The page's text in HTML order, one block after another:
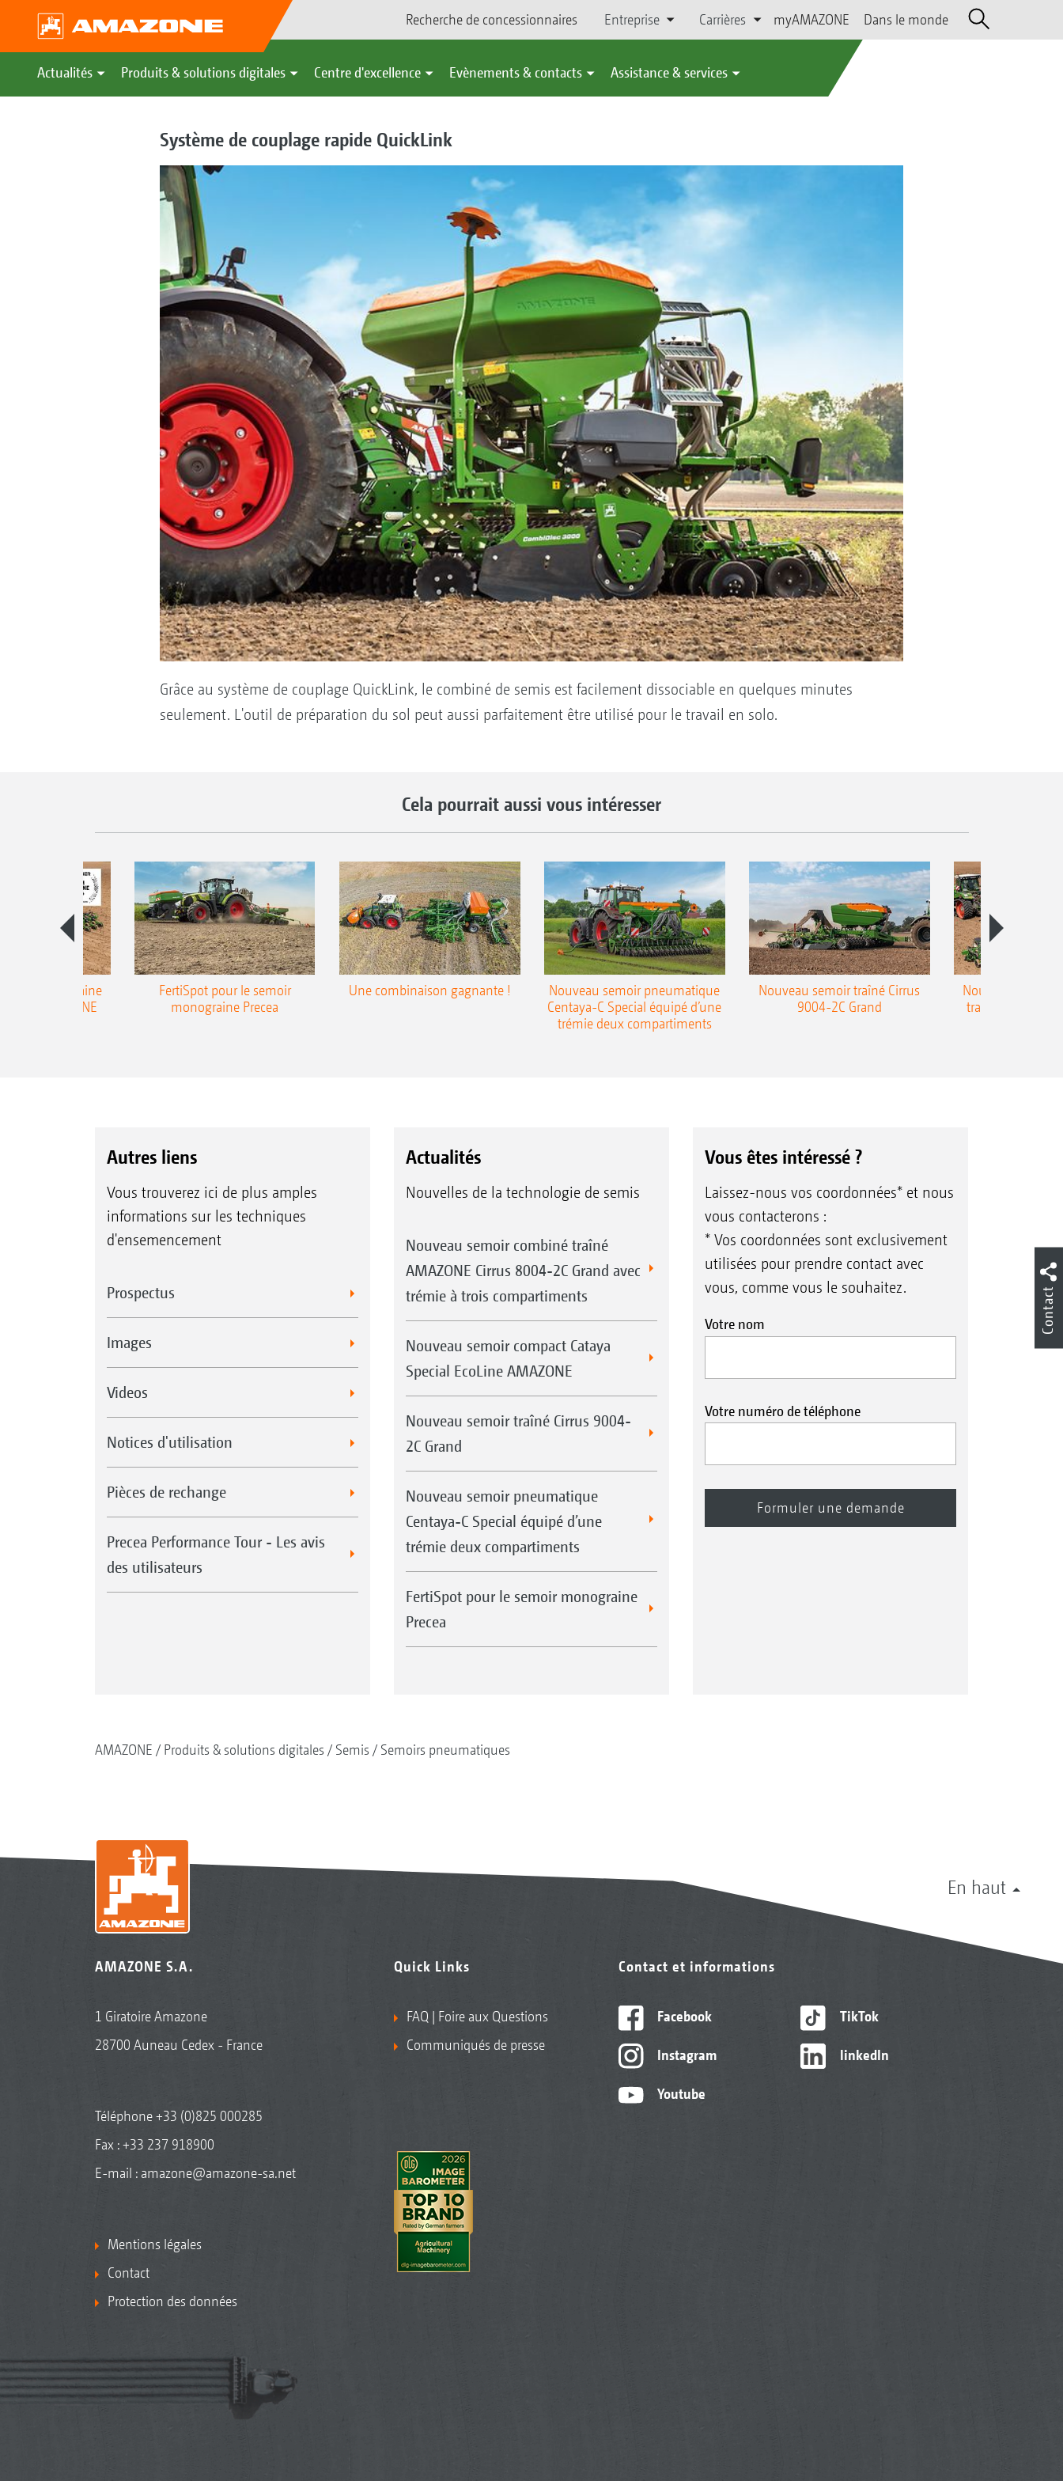
Recherche de concessionnaires Entreprise Carrières myAMAZONE Dans le monde
Actualités Produits & solutions digitales Centre d'excellence Evènements & contacts Assistance & services
Système de couplage rapide QuickLink
Grâce au système de couplage QuickLink, le combiné de semis est facilement dissociable en quelques minutes
seulement. L'outil de préparation du sol peut aussi parfaitement être utilisé pour le travail en solo.
Cela pourrait aussi vous intéresser
monograine
TCC AMAZONE
FertiSpot pour le semoir
monograine Precea
Une combinaison gagnante !
Nouveau semoir pneumatique
Centaya-C Special équipé d’une
trémie deux compartiments
Nouveau semoir traîné Cirrus
9004-2C Grand
Nouveau semoir
traîné Precea-
Autres liens
Vous trouverez ici de plus amples
informations sur les techniques
d'ensemencement
Prospectus
Images
Videos
Notices d'utilisation
Pièces de rechange
Precea Performance Tour - Les avis
des utilisateurs
Actualités
Nouvelles de la technologie de semis
Nouveau semoir combiné traîné
AMAZONE Cirrus 8004-2C Grand avec
trémie à trois compartiments
Nouveau semoir compact Cataya
Special EcoLine AMAZONE
Nouveau semoir traîné Cirrus 9004-
2C Grand
Nouveau semoir pneumatique
Centaya-C Special équipé d’une
trémie deux compartiments
FertiSpot pour le semoir monograine
Precea
Vous êtes intéressé ?
Laissez-nous vos coordonnées* et nous
vous contacterons :
* Vos coordonnées sont exclusivement
utilisées pour prendre contact avec
vous, comme vous le souhaitez.
Votre nom
Votre numéro de téléphone
AMAZONE Produits & solutions digitales Semis Semoirs pneumatiques
En haut
AMAZONE S.A.
1 Giratoire Amazone
28700 Auneau Cedex - France
Téléphone+33 (0)825 000285
Fax : +33 237 918900
E-mail : amazone@amazone-sa.net
Mentions légales
Contact
Protection des données
Quick Links
FAQ | Foire aux Questions
Communiqués de presse
Contact et informations
Facebook
Instagram
Youtube
TikTok
linkedIn
Contact